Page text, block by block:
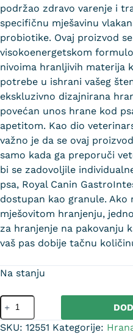
podržao zdravo varenje i
specifičnu mješavinu
probiotike. Ovaj proizvod
visokoenergetskom
nivoima hranljivih materija
potrebe u ishrani vašeg
ekskluzivno dizajnirana
povećan unos hrane kod
apetitom. Kao dio
važno je da se ovaj
samo kada ga preporuči
bi se zadovoljile
psa, Royal Canin
dostupan kao granule. Ako
mješovitom hranjenju,
za hranjenje na pakovanju
vaš pas dobije tačnu
Na stanju
SKU: 12551 Kategorije: